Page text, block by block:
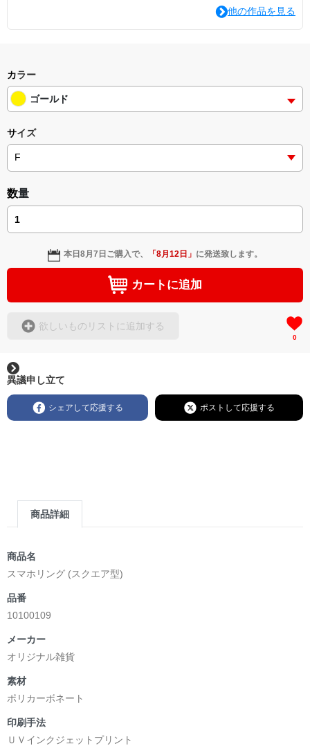
他の作品を見る
カラー
ゴールド
サイズ
数量
本日8月7日 ご購入で、 「8月12日 」 に発送致します。
カートに追加
欲しいものリストに追加する
0
異議申し立て
シェアして応援する ポストして応援する
商品詳細
商品名
スマホリング (スクエア型)
品番
10100109
メーカー
オリジナル雑貨
素材
ポリカーボネート
印刷手法
ＵＶインクジェットプリント